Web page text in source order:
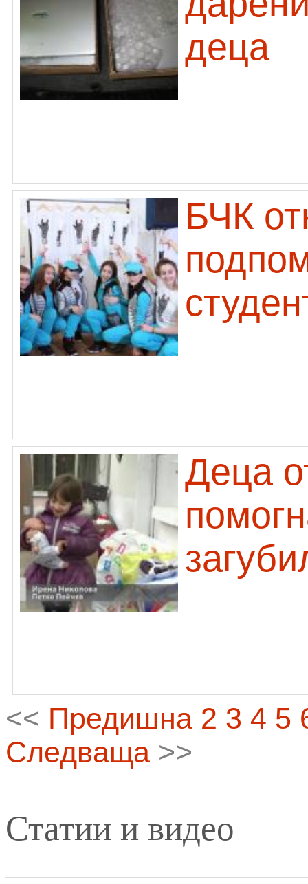
деца
БЧК
Деца
<< Предишна 2 3 4 5
Следваща >>
Статии и видео